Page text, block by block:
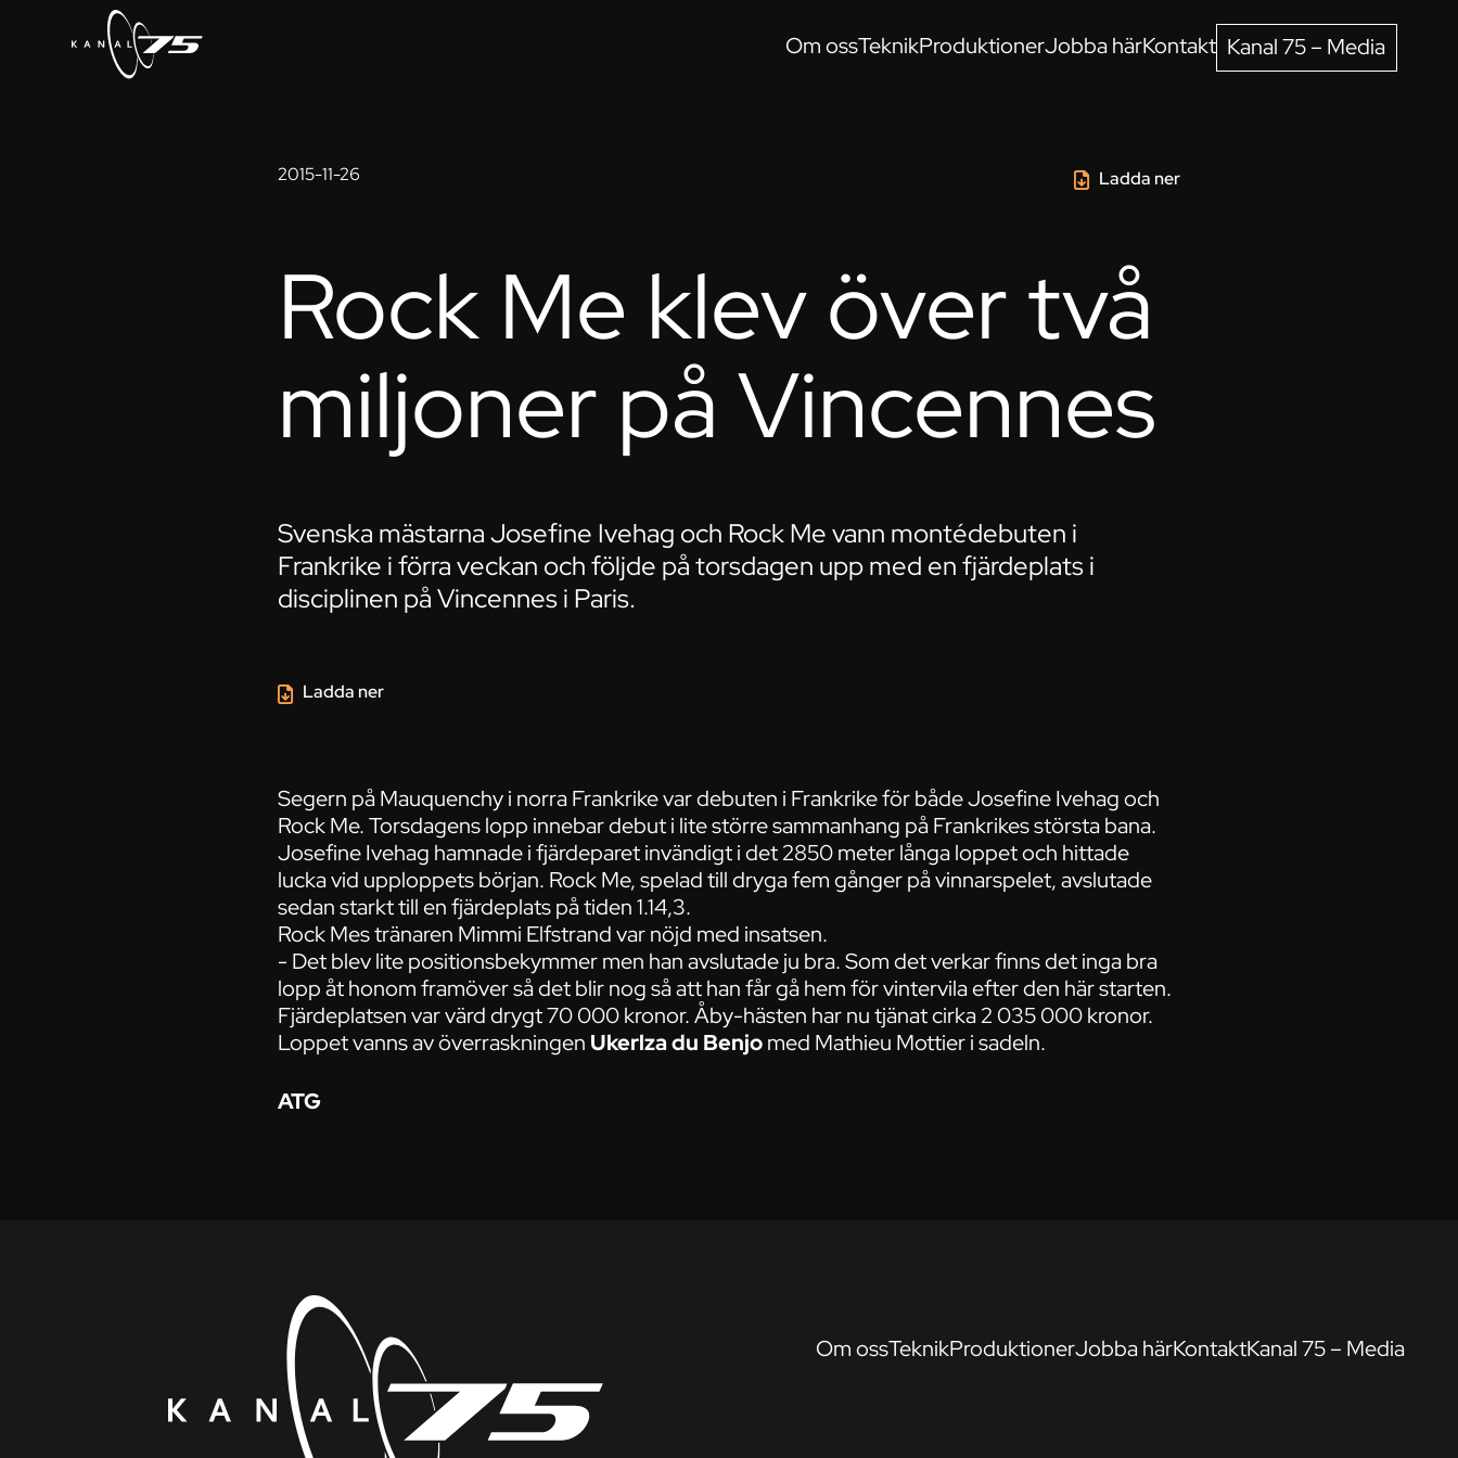
Om ossTeknikProduktionerJobba härKontakt Kanal 75 – Media
2015-11-26 Ladda ner
Rock Me klev över två
miljoner på Vincennes
Svenska mästarna Josefine Ivehag och Rock Me vann montédebuten i
Frankrike i förra veckan och följde på torsdagen upp med en fjärdeplats i
disciplinen på Vincennes i Paris.
Segern på Mauquenchy i norra Frankrike var debuten i Frankrike för både Josefine Ivehag och
Rock Me. Torsdagens lopp innebar debut i lite större sammanhang på Frankrikes största bana.
Josefine Ivehag hamnade i fjärdeparet invändigt i det 2850 meter långa loppet och hittade
lucka vid upploppets början. Rock Me, spelad till dryga fem gånger på vinnarspelet, avslutade
sedan starkt till en fjärdeplats på tiden 1.14,3.
Rock Mes tränaren Mimmi Elfstrand var nöjd med insatsen.
- Det blev lite positionsbekymmer men han avslutade ju bra. Som det verkar finns det inga bra
lopp åt honom framöver så det blir nog så att han får gå hem för vintervila efter den här starten.
Fjärdeplatsen var värd drygt 70 000 kronor. Åby-hästen har nu tjänat cirka 2 035 000 kronor.
Loppet vanns av överraskningen Ukerlza du Benjomed Mathieu Mottier i sadeln.
Ladda ner
ATG
Om ossTeknikProduktionerJobba härKontaktKanal 75 – Media